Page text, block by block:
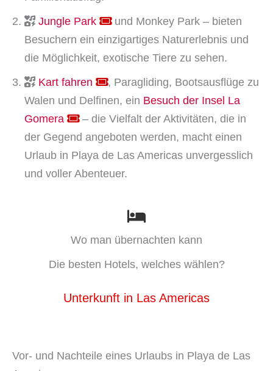
Jungle Park
und Monkey Park – bieten
Besuchern ein einzigartiges Naturerlebnis und
die Möglichkeit, exotische Tiere zu sehen.
Kart fahren
, Paragliding, Bootsausflüge zu
Walen und Delfinen, ein Besuch der Insel La
Gomera
– die Vielfalt der Aktivitäten, die in
der Gegend angeboten werden, macht einen
Urlaub in Playa de Las Americas unvergesslich
und voller Abenteuer.
Wo man übernachten kann
Die besten Hotels, welches wählen?
Unterkunft in Las Americas
Vor- und Nachteile eines Urlaubs in Playa de Las